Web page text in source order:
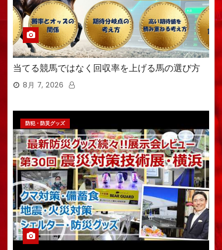
当てる競馬ではなく回収率を上げる馬の選び方
8月 7, 2026
防犯・防災グッズ